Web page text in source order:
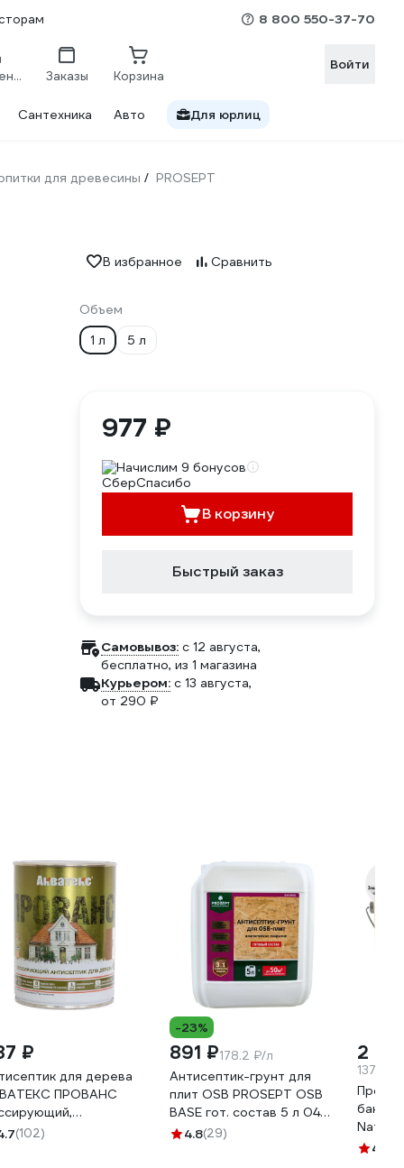
8 800 550-37-70
Сравнение Заказы Корзина
Войти
Сантехника Авто Для юрлиц
для древесины / PROSEPT
В избранное Сравнить
Объем
1 л
5 л
977 ₽
Начислим 9 бонусов
В корзину
Быстрый заказ
Самовывоз: c 12 августа,
бесплатно, из 1 магазина
Курьером: c 13 августа,
от 290 ₽
₽
для дерева
ПРОВАНС
(102)
-23%
891 ₽178.2 ₽/л
Антисептик-грунт для
плит OSB PROSEPT ОSB
BASE гот. состав 5 л 044-
054.8(29)
2
1372.5
бани и
4.8